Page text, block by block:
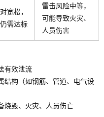
宽松，
需达标
雷击风险中等，
可能导致火灾、
人员伤害
有效泄流
结构（如钢筋、管道、电气设
烧毁、火灾、人员伤亡